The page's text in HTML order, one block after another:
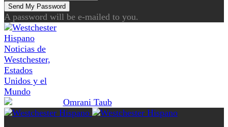
A password will be e-mailed to you.
Noticias de
Westchester,
Estados
Unidos y el
Mundo